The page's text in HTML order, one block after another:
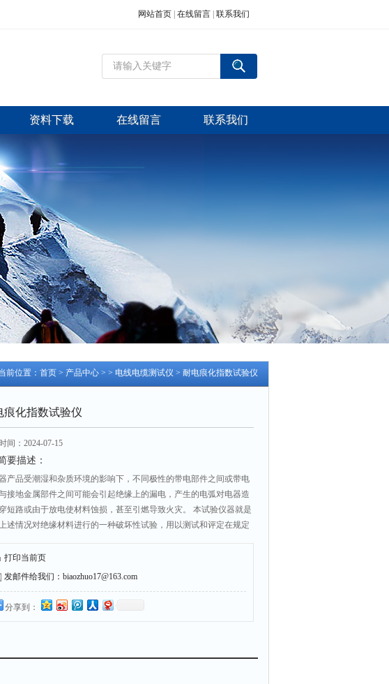
网站首页 在线留言 联系我们
资料下载 在线留言 联系我们
前位置： 首页 > 产品中心 > > 电线电缆测试仪 > 耐电痕化指数试验仪
痕化指数试验仪
间：2024-07-15
要描述：
产品受潮湿和杂质环境的影响下，不同极性的带电部件之间或带电
接地金属部件之间可能会引起绝缘上的漏电，产生的电弧对电器造
短路或由于放电使材料蚀损，甚至引燃导致火灾。 本试验仪器就是
述情况对绝缘材料进行的一种破坏性试验，用以测试和评定在规定
打印当前页
发邮件给我们：biaozhuo17@163.com
分享到：